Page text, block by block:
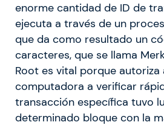
enorme cantidad de ID de
ejecuta a través de un
que da como resultado un
caracteres, que se llama
Root es vital porque autoriza
computadora a verificar
transacción específica tuvo
determinado bloque con la